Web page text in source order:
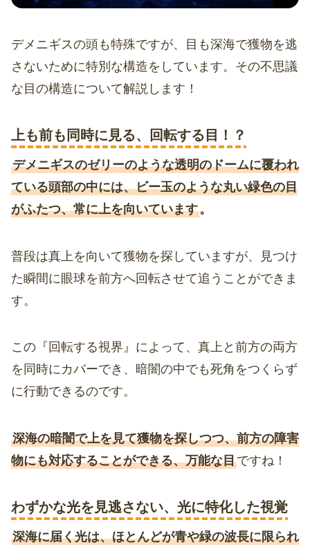
デメニギスの頭も特殊ですが、目も深海で獲物を逃
さないために特別な構造をしています。その不思議
な目の構造について解説します！
上も前も同時に見る、回転する目！？
デメニギスのゼリーのような透明のドームに覆われ
ている頭部の中には、ビー玉のような丸い緑色の目
がふたつ、常に上を向いています 。
普段は真上を向いて獲物を探していますが、見つけ
た瞬間に眼球を前方へ回転させて追うことができま
す。
この『回転する視界』によって、真上と前方の両方
を同時にカバーでき、暗闇の中でも死角をつくらず
に行動できるのです。
深海の暗闇で上を見て獲物を探しつつ、前方の障害
物にも対応することができる、万能な目ですね！
わずかな光を見逃さない、光に特化した視覚
深海に届く光は、ほとんどが青や緑の波長に限られ